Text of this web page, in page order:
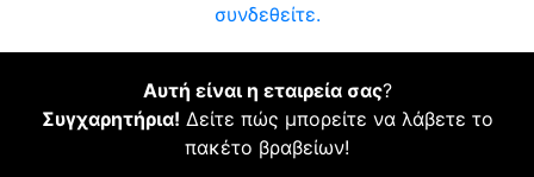
συνδεθείτε.
Αυτή είναι η εταιρεία σας?
Συγχαρητήρια! Δείτε πώς μπορείτε να λάβετε το
πακέτο βραβείων!